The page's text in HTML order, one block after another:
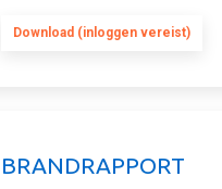
Download (inloggen vereist)
BRANDRAPPORT